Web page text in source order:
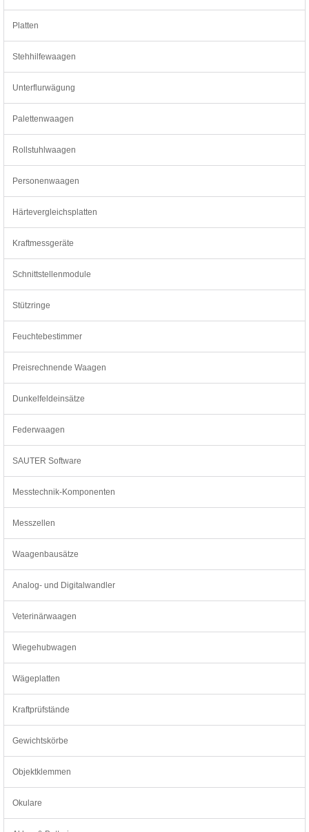
Platten
Stehhilfewaagen
Unterflurwägung
Palettenwaagen
Rollstuhlwaagen
Personenwaagen
Härtevergleichsplatten
Kraftmessgeräte
Schnittstellenmodule
Stützringe
Feuchtebestimmer
Preisrechnende Waagen
Dunkelfeldeinsätze
Federwaagen
SAUTER Software
Messtechnik-Komponenten
Messzellen
Waagenbausätze
Analog- und Digitalwandler
Veterinärwaagen
Wiegehubwagen
Wägeplatten
Kraftprüfstände
Gewichtskörbe
Objektklemmen
Okulare